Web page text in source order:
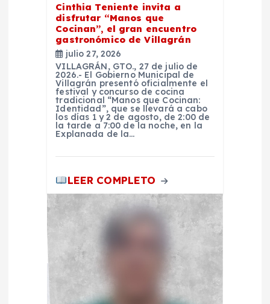
Cinthia Teniente invita a
disfrutar “Manos que
Cocinan”, el gran encuentro
gastronómico de Villagrán
julio 27, 2026
VILLAGRÁN, GTO., 27 de julio de
2026.- El Gobierno Municipal de
Villagrán presentó oficialmente el
festival y concurso de cocina
tradicional “Manos que Cocinan:
Identidad”, que se llevará a cabo
los días 1 y 2 de agosto, de 2:00 de
la tarde a 7:00 de la noche, en la
Explanada de la…
LEER COMPLETO